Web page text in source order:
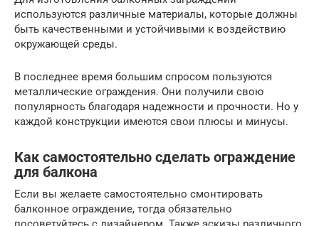
используются различные материалы, которые должны
быть качественными и устойчивыми к воздействию
окружающей среды.
В последнее время большим спросом пользуются
металлические ограждения. Они получили свою
популярность благодаря надежности и прочности. Но у
каждой конструкции имеются свои плюсы и минусы.
Как самостоятельно сделать ограждение
для балкона
Если вы желаете самостоятельно смонтировать
балконное ограждение, тогда обязательно